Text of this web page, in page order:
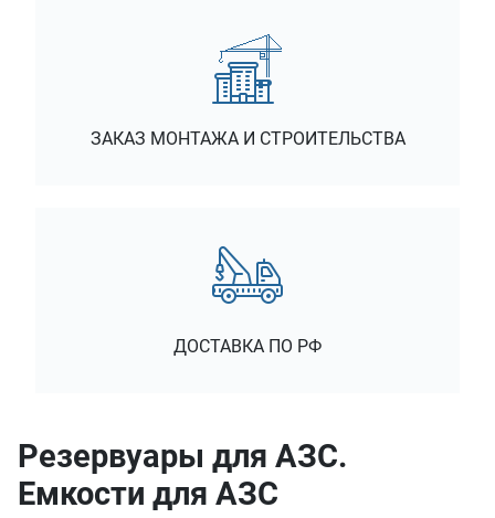
ЗАКАЗ МОНТАЖА И СТРОИТЕЛЬСТВА
ДОСТАВКА ПО РФ
Резервуары для АЗС.
Емкости для АЗС